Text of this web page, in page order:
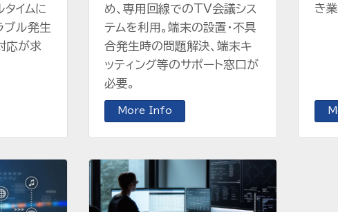
イムに
ブル発生
応が求
め、専用回線でのTV会議シス
テムを利用。端末の設置・不具
合発生時の問題解決、端末キ
ッティング等のサポート窓口が
必要。
More Info
き